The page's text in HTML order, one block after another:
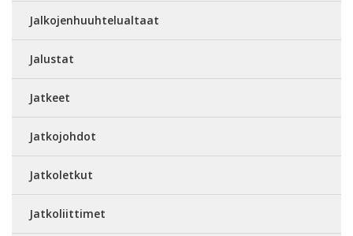
Jalkojenhuuhtelualtaat
Jalustat
Jatkeet
Jatkojohdot
Jatkoletkut
Jatkoliittimet